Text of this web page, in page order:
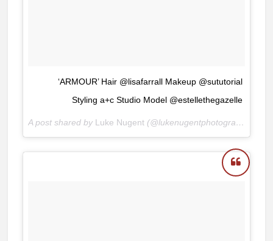
‘ARMOUR’ Hair @lisafarrall Makeup @sututorial
Styling a+c Studio Model @estellethegazelle
A post shared by Luke Nugent(@lukenugentphotography) on